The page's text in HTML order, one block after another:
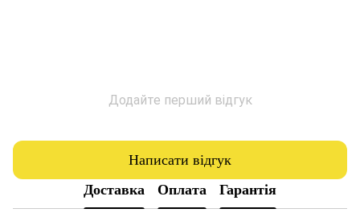
Додайте перший відгук
Написати відгук
Доставка
Оплата Гарантія